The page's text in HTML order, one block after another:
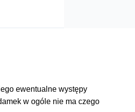
ewentualne występy
w ogóle nie ma czego